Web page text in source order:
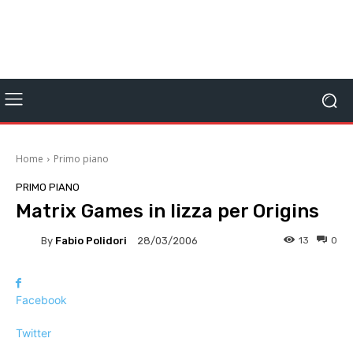
Home Primo piano
PRIMO PIANO
Matrix Games in lizza per Origins
By Fabio Polidori 28/03/2006 0
13
Facebook
Twitter